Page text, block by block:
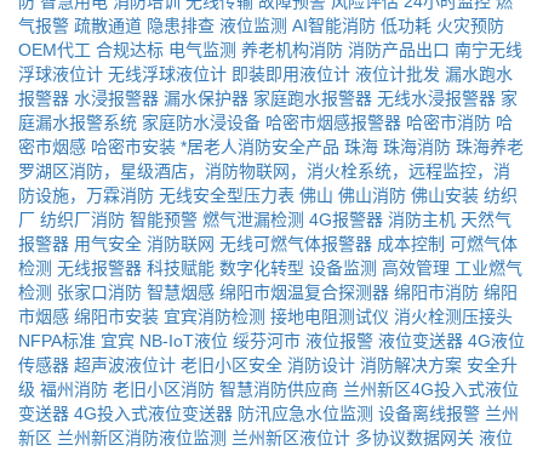
气报警 疏散通道 隐患排查 液位监测 AI智能消防 低功耗 火灾预防
OEM代工 合规达标 电气监测 养老机构消防 消防产品出口 南宁无线
浮球液位计 无线浮球液位计 即装即用液位计 液位计批发 漏水跑水
报警器 水浸报警器 漏水保护器 家庭跑水报警器 无线水浸报警器 家
庭漏水报警系统 家庭防水浸设备 哈密市烟感报警器 哈密市消防 哈
密市烟感 哈密市安装 *居老人消防安全产品 珠海 珠海消防 珠海养老
罗湖区消防，星级酒店，消防物联网，消火栓系统，远程监控，消
防设施，万霖消防 无线安全型压力表 佛山 佛山消防 佛山安装 纺织
厂 纺织厂消防 智能预警 燃气泄漏检测 4G报警器 消防主机 天然气
报警器 用气安全 消防联网 无线可燃气体报警器 成本控制 可燃气体
检测 无线报警器 科技赋能 数字化转型 设备监测 高效管理 工业燃气
检测 张家口消防 智慧烟感 绵阳市烟温复合探测器 绵阳市消防 绵阳
市烟感 绵阳市安装 宜宾消防检测 接地电阻测试仪 消火栓测压接头
NFPA标准 宜宾 NB-IoT液位 绥芬河市 液位报警 液位变送器 4G液位
传感器 超声波液位计 老旧小区安全 消防设计 消防解决方案 安全升
级 福州消防 老旧小区消防 智慧消防供应商 兰州新区4G投入式液位
变送器 4G投入式液位变送器 防汛应急水位监测 设备离线报警 兰州
新区 兰州新区消防液位监测 兰州新区液位计 多协议数据网关 液位